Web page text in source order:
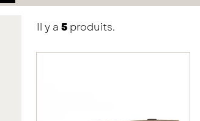
Il y a 5produits.